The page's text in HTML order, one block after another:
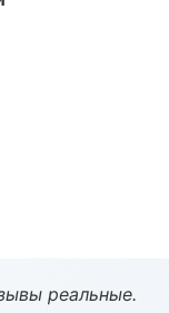
реальные.